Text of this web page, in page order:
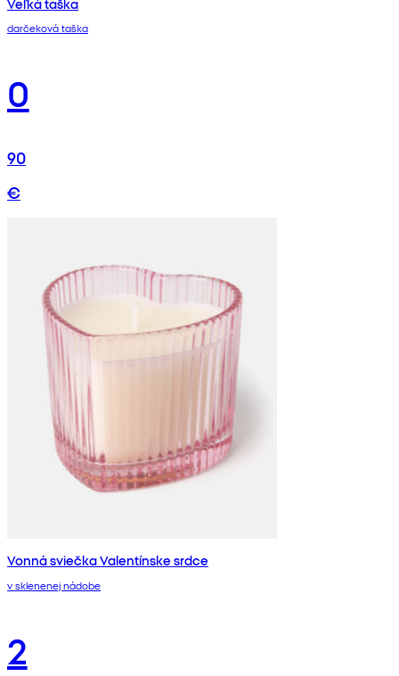
darčeková taška
0
90
€
Vonná sviečka Valentínske srdce
v sklenenej nádobe
2